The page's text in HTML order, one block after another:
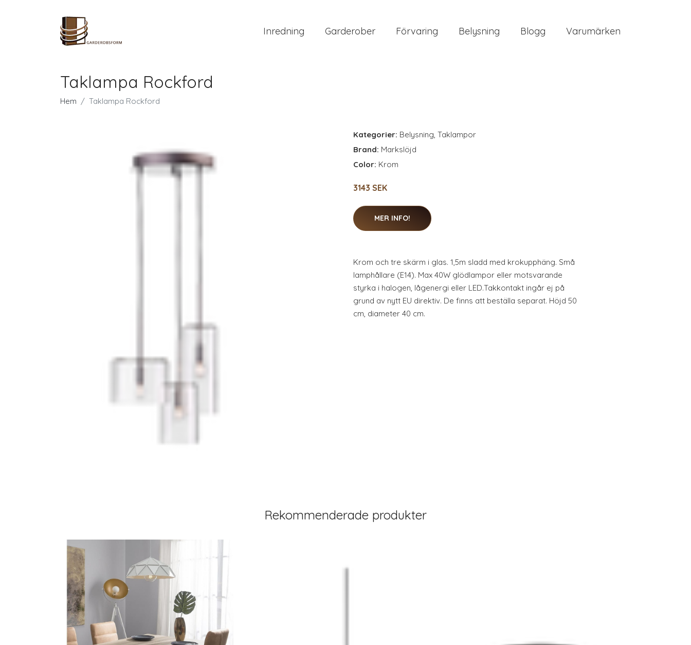
Inredning Garderober Förvaring Belysning Blogg Varumärken
Taklampa Rockford
Hem Taklampa Rockford
Kategorier: Belysning, Taklampor
Brand: Markslöjd
Color: Krom
3143 SEK
MER INFO!
Krom och tre skärm i glas. 1,5m sladd med krokupphäng. Små
lamphållare (E14). Max 40W glödlampor eller motsvarande
styrka i halogen, lågenergi eller LED.Takkontakt ingår ej på
grund av nytt EU direktiv. De finns att beställa separat. Höjd 50
cm, diameter 40 cm.
Rekommenderade produkter